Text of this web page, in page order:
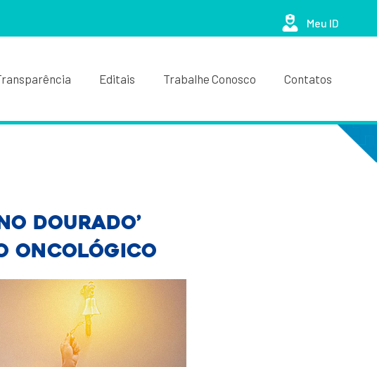
Meu ID
Editais Trabalhe Conosco Contatos
Dourado’
oncológico